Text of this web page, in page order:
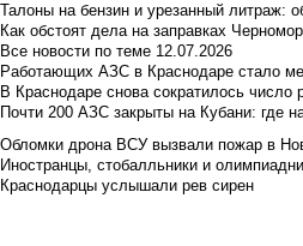
Талоны на бензин и урезанный литраж:
Как обстоят дела на заправках
Все новости по теме 12.07.2026
Работающих АЗС в Краснодаре стало
В Краснодаре снова сократилось
Почти 200 АЗС закрыты на Кубани: где
Обломки дрона ВСУ вызвали пожар в
Иностранцы, стобалльники и
Краснодарцы услышали рев сирен